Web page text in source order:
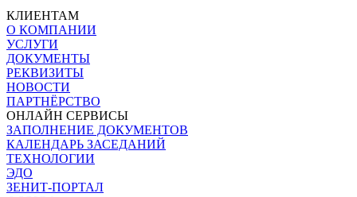
КЛИЕНТАМ
О КОМПАНИИ
УСЛУГИ
ДОКУМЕНТЫ
РЕКВИЗИТЫ
НОВОСТИ
ПАРТНЁРСТВО
ОНЛАЙН СЕРВИСЫ
ЗАПОЛНЕНИЕ ДОКУМЕНТОВ
КАЛЕНДАРЬ ЗАСЕДАНИЙ
ТЕХНОЛОГИИ
ЭДО
ЗЕНИТ-ПОРТАЛ